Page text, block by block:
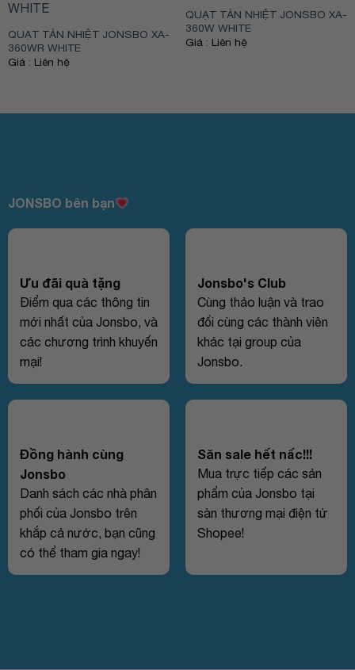
QUẠT TẢN NHIỆT JONSBO XA-
360WR WHITE
Giá : Liên hệ
QUẠT TẢN NHIỆT JONSBO XA-
360W WHITE
Giá : Liên hệ
JONSBO bên bạn
Ưu đãi quà tặng
Điểm qua các thông tin
mới nhất của Jonsbo, và
các chương trình khuyến
mại!
Jonsbo's Club
Cùng thảo luận và trao
đổi cùng các thành viên
khác tại group của
Jonsbo.
Đồng hành cùng
Jonsbo
Danh sách các nhà phân
phối của Jonsbo trên
khắp cả nước, bạn cũng
có thể tham gia ngay!
Săn sale hết nấc!!!
Mua trực tiếp các sản
phẩm của Jonsbo tại
sàn thương mại điện tử
Shopee!